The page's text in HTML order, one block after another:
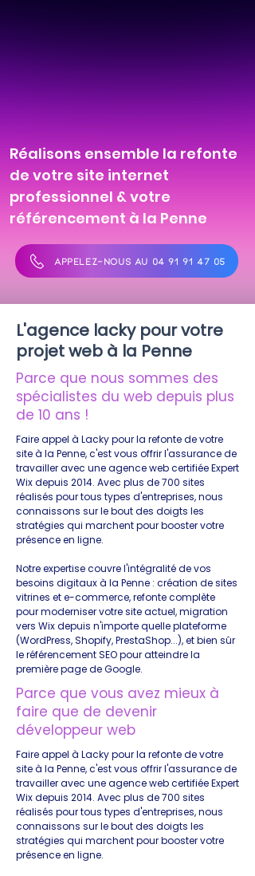
Réalisons ensemble la refonte
de votre site internet
professionnel & votre
référencement à la Penne
APPELEZ-NOUS AU 04 91 91 47 05
L'agence lacky pour votre
projet web à la Penne
Parce que nous sommes des
spécialistes du web depuis plus
de 10 ans !
Faire appel à Lacky pour la refonte de votre
site à la Penne, c'est vous offrir l'assurance de
travailler avec une agence web certifiée Expert
Wix depuis 2014. Avec plus de 700 sites
réalisés pour tous types d'entreprises, nous
connaissons sur le bout des doigts les
stratégies qui marchent pour booster votre
présence en ligne.
Notre expertise couvre l'intégralité de vos
besoins digitaux à la Penne : création de sites
vitrines et e-commerce, refonte complète
pour moderniser votre site actuel, migration
vers Wix depuis n'importe quelle plateforme
(WordPress, Shopify, PrestaShop...), et bien sûr
le référencement SEO pour atteindre la
première page de Google.
Parce que vous avez mieux à
faire que de devenir
développeur web
Faire appel à Lacky pour la refonte de votre
site à la Penne, c'est vous offrir l'assurance de
travailler avec une agence web certifiée Expert
Wix depuis 2014. Avec plus de 700 sites
réalisés pour tous types d'entreprises, nous
connaissons sur le bout des doigts les
stratégies qui marchent pour booster votre
présence en ligne.